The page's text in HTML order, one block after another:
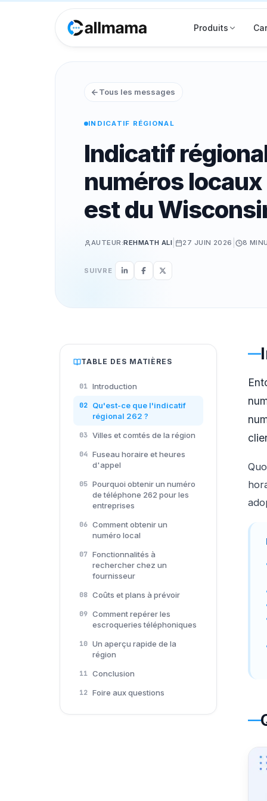
Produits
Tous les messages
INDICATIF RÉGIONAL
Indicatif
numéros
est du
AUTEUR:REHMATH ALI 27 JUIN 2026 8
SUIVRE
TABLE DES MATIÈRES
01 Introduction
02
Qu'est-ce que l'indicatif
régional 262 ?
03 Villes et comtés de la région
04 Fuseau horaire et heures
d'appel
05 Pourquoi obtenir un numéro
de téléphone 262 pour les
entreprises
06 Comment obtenir un
numéro local
07 Fonctionnalités à
rechercher chez un
fournisseur
08 Coûts et plans à prévoir
09 Comment repérer les
escroqueries téléphoniques
10 Un aperçu rapide de la
région
11 Conclusion
12 Foire aux questions